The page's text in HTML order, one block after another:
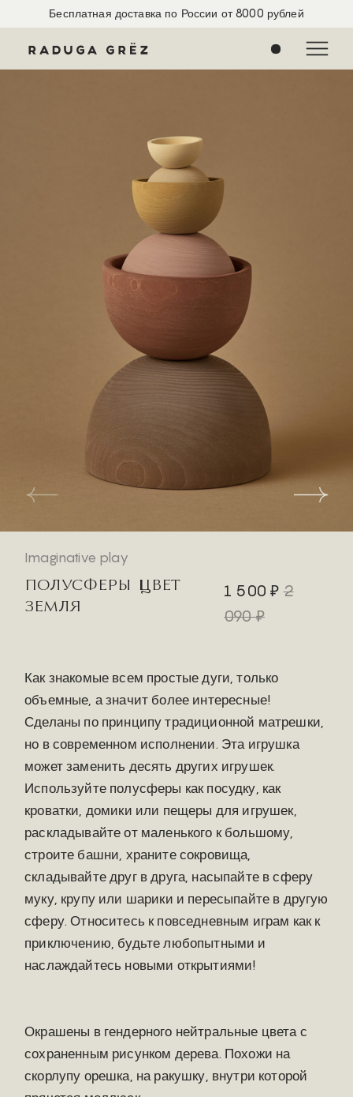
Бесплатная доставка по России от 8000 рублей
0
Imaginative play
ПОЛУСФЕРЫ ЦВЕТ
ЗЕМЛЯ
1 500 ₽2
090 ₽
Как знакомые всем простые дуги, только
объемные, а значит более интересные!
Сделаны по принципу традиционной матрешки,
но в современном исполнении. Эта игрушка
может заменить десять других игрушек.
Используйте полусферы как посудку, как
кроватки, домики или пещеры для игрушек,
раскладывайте от маленького к большому,
строите башни, храните сокровища,
складывайте друг в друга, насыпайте в сферу
муку, крупу или шарики и пересыпайте в другую
сферу. Относитесь к повседневным играм как к
приключению, будьте любопытными и
наслаждайтесь новыми открытиями!
Окрашены в гендерного нейтральные цвета с
сохраненным рисунком дерева. Похожи на
скорлупу орешка, на ракушку, внутри которой